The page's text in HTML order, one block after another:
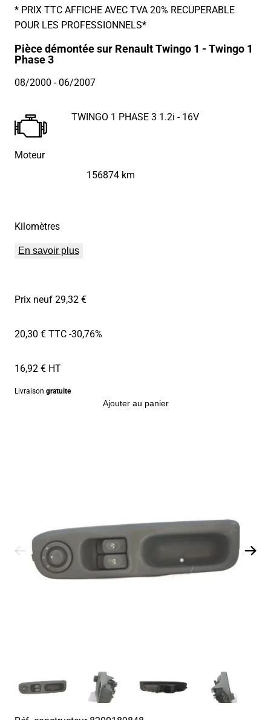
* PRIX TTC AFFICHE AVEC TVA 20% RECUPERABLE
POUR LES PROFESSIONNELS*
Pièce démontée sur Renault Twingo 1 - Twingo 1
Phase 3
08/2000 - 06/2007
Moteur
TWINGO 1 PHASE 3 1.2i - 16V
Kilomètres
156874 km
En savoir plus
Prix neuf 29,32 €
20,30 € TTC-30,76%
16,92 € HT
Livraison gratuite
Ajouter au panier